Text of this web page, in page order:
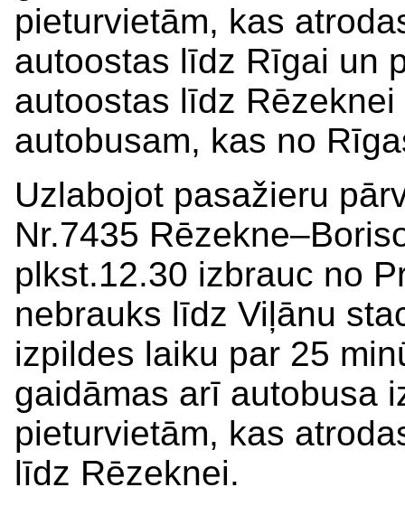
pieturvietām, kas
autoostas līdz Rīgai un
autoostas līdz
autobusam, kas no
Uzlabojot pasažieru
Nr.7435
plkst.12.30 izbrauc no
nebrauks līdz Viļānu
izpildes laiku par 25
gaidāmas arī autobusa
pieturvietām, kas
līdz Rēzeknei.